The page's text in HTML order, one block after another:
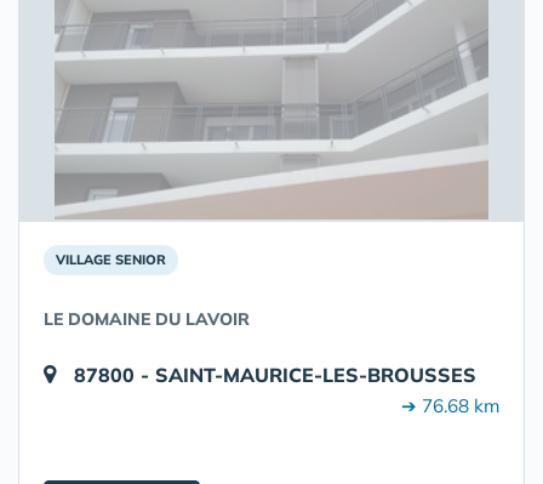
VILLAGE SENIOR
LE DOMAINE DU LAVOIR
87800 - SAINT-MAURICE-LES-BROUSSES
➔ 76.68 km